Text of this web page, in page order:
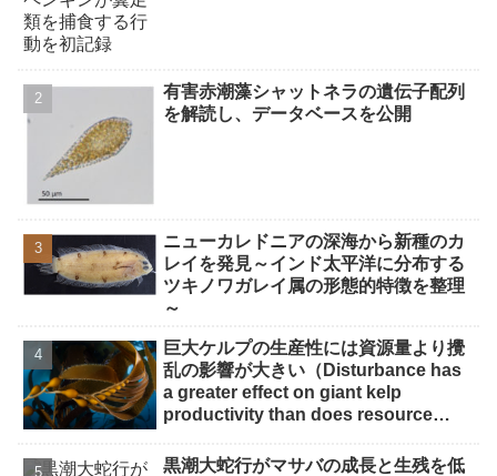
有害赤潮藻シャットネラの遺伝子配列
を解読し、データベースを公開
ニューカレドニアの深海から新種のカ
レイを発見～インド太平洋に分布する
ツキノワガレイ属の形態的特徴を整理
～
巨大ケルプの生産性には資源量より攪
乱の影響が大きい（Disturbance has
a greater effect on giant kelp
productivity than does resource
黒潮大蛇行がマサバの成長と生残を低